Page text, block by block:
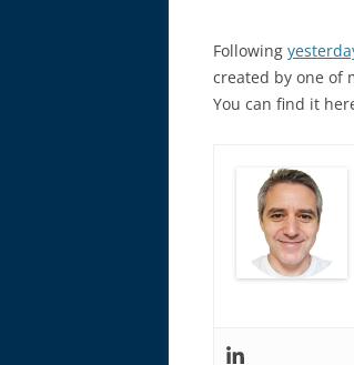
Following
created by one of
You can find it